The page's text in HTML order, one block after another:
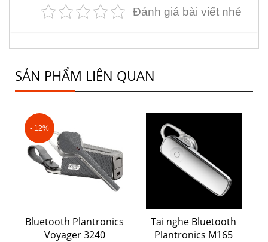
Đánh giá bài viết nhé
SẢN PHẨM LIÊN QUAN
- 12%
Bluetooth Plantronics
Voyager 3240
Tai nghe Bluetooth
Plantronics M165